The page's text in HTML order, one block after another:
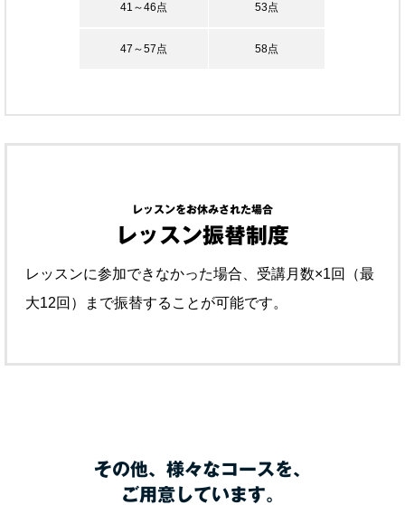
41～46点 53点
47～57点 58点
レッスンをお休みされた場合
レッスン振替制度
レッスンに参加できなかった場合、受講月数×1回（最
大12回）まで振替することが可能です。
その他、 様々なコースを、
ご用意しています。